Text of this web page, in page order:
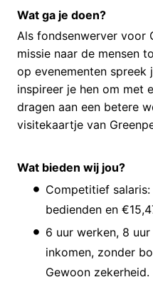
Wat ga je doen?
Als fondsenwerver voor
missie naar de mensen
op evenementen spreek
inspireer je hen om met
dragen aan een betere
visitekaartje van
Wat bieden wij jou?
Competitief
bedienden en
6 uur werken, 8
inkomen, zonder
Gewoon zekerheid.